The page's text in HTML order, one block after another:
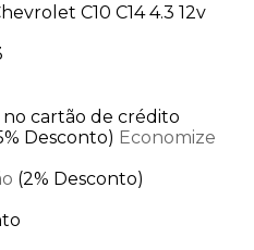
C10 C14 4.3 12v
no cartão de crédito
Desconto) Economize
(2% Desconto)